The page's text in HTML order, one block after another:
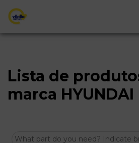
Lista de
marca HYUNDAI